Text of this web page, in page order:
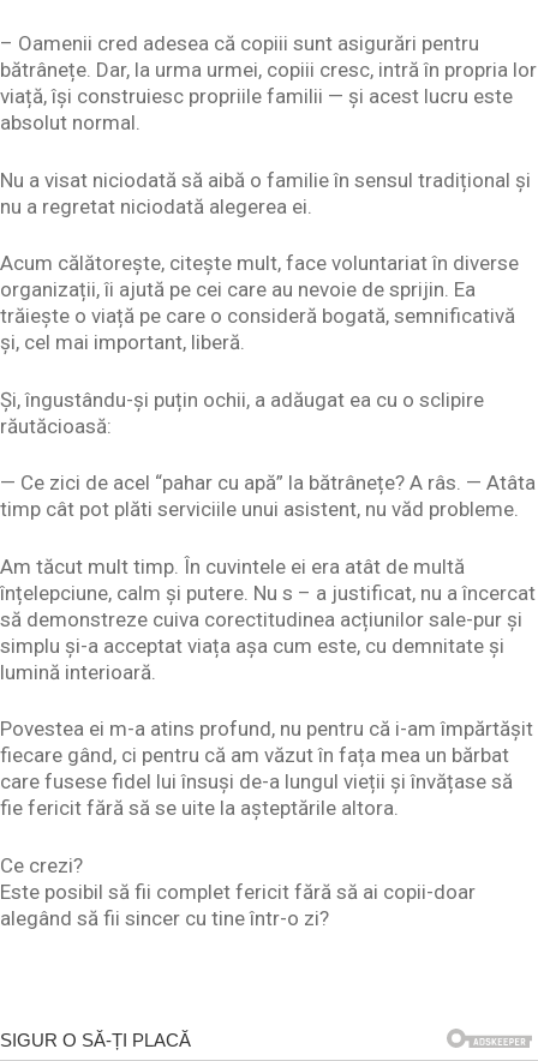
– Oamenii cred adesea că copiii sunt asigurări pentru
bătrânețe. Dar, la urma urmei, copiii cresc, intră în propria lor
viață, își construiesc propriile familii — și acest lucru este
absolut normal.
Nu a visat niciodată să aibă o familie în sensul tradițional și
nu a regretat niciodată alegerea ei.
Acum călătorește, citește mult, face voluntariat în diverse
organizații, îi ajută pe cei care au nevoie de sprijin. Ea
trăiește o viață pe care o consideră bogată, semnificativă
și, cel mai important, liberă.
Și, îngustându-și puțin ochii, a adăugat ea cu o sclipire
răutăcioasă:
— Ce zici de acel “pahar cu apă” la bătrânețe? A râs. — Atâta
timp cât pot plăti serviciile unui asistent, nu văd probleme.
Am tăcut mult timp. În cuvintele ei era atât de multă
înțelepciune, calm și putere. Nu s – a justificat, nu a încercat
să demonstreze cuiva corectitudinea acțiunilor sale-pur și
simplu și-a acceptat viața așa cum este, cu demnitate și
lumină interioară.
Povestea ei m-a atins profund, nu pentru că i-am împărtășit
fiecare gând, ci pentru că am văzut în fața mea un bărbat
care fusese fidel lui însuși de-a lungul vieții și învățase să
fie fericit fără să se uite la așteptările altora.
Ce crezi?
Este posibil să fii complet fericit fără să ai copii-doar
alegând să fii sincer cu tine într-o zi?